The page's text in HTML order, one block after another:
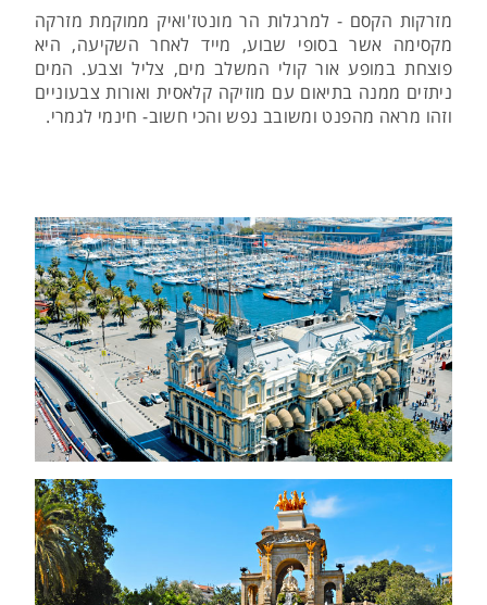
מזרקות הקסם - למרגלות הר מונטז'ואיק ממוקמת מזרקה
מקסימה אשר בסופי שבוע, מייד לאחר השקיעה, היא
פוצחת במופע אור קולי המשלב מים, צליל וצבע. המים
ניתזים ממנה בתיאום עם מוזיקה קלאסית ואורות צבעוניים
וזהו מראה מהפנט ומשובב נפש והכי חשוב- חינמי לגמרי.